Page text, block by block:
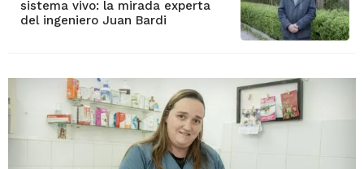
sistema vivo: la mirada experta
del ingeniero Juan Bardi